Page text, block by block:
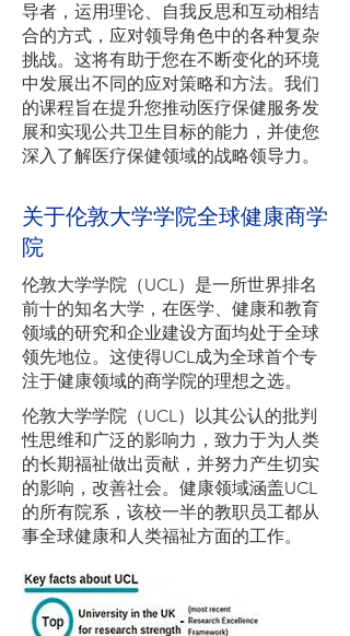
导者，运用理论、自我反思和互动相结
合的方式，应对领导角色中的各种复杂
挑战。这将有助于您在不断变化的环境
中发展出不同的应对策略和方法。我们
的课程旨在提升您推动医疗保健服务发
展和实现公共卫生目标的能力，并使您
深入了解医疗保健领域的战略领导力。
关于伦敦大学学院全球健康商学
院
伦敦大学学院（UCL）是一所世界排名
前十的知名大学，在医学、健康和教育
领域的研究和企业建设方面均处于全球
领先地位。这使得UCL成为全球首个专
注于健康领域的商学院的理想之选。
伦敦大学学院（UCL）以其公认的批判
性思维和广泛的影响力，致力于为人类
的长期福祉做出贡献，并努力产生切实
的影响，改善社会。健康领域涵盖UCL
的所有院系，该校一半的教职员工都从
事全球健康和人类福祉方面的工作。